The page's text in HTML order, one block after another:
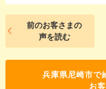
前のお客さまの
声を読む
兵庫県尼崎市で
お